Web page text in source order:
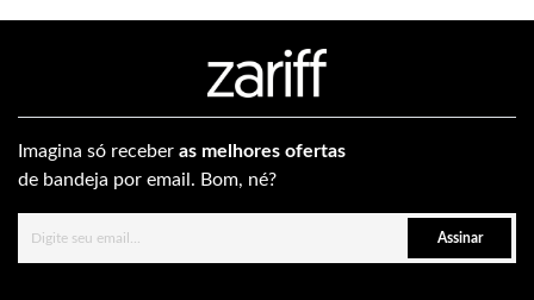
Imagina só receber as melhores ofertas
de bandeja por email. Bom, né?
Assinar